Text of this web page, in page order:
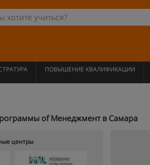
ПОВЫШЕНИЕ КВАЛИФИКАЦИИ
of Менеджмент в Самара
центры